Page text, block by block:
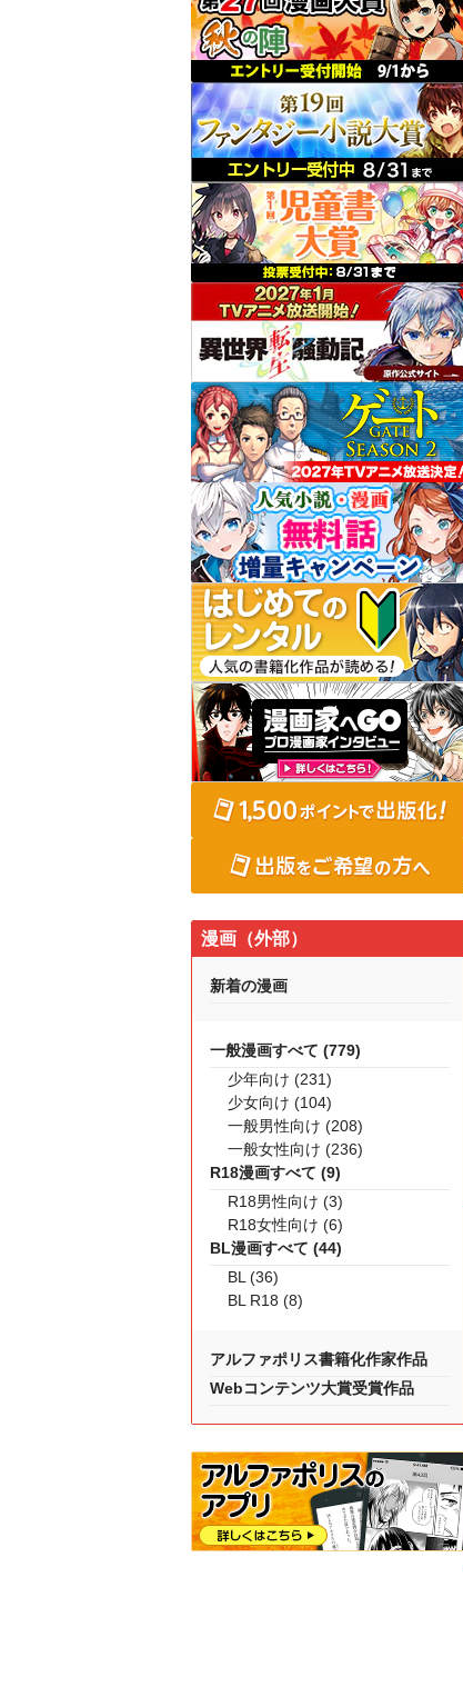
漫画（外部）
新着の漫画
一般漫画すべて (779)
少年向け (231)
少女向け (104)
一般男性向け (208)
一般女性向け (236)
R18漫画すべて (9)
R18男性向け (3)
R18女性向け (6)
BL漫画すべて (44)
BL (36)
BL R18 (8)
アルファポリス書籍化作家作品
Webコンテンツ大賞受賞作品